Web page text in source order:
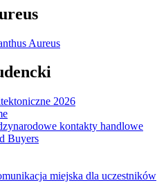
Aureus
2026
kontakty handlowe
Buyers
miejska dla uczestników